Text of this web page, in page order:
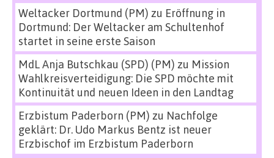
Weltacker Dortmund (PM) zu Eröffnung in
Dortmund: Der Weltacker am Schultenhof
startet in seine erste Saison
MdL Anja Butschkau (SPD) (PM) zu Mission
Wahlkreisverteidigung: Die SPD möchte mit
Kontinuität und neuen Ideen in den Landtag
Erzbistum Paderborn (PM) zu Nachfolge
geklärt: Dr. Udo Markus Bentz ist neuer
Erzbischof im Erzbistum Paderborn